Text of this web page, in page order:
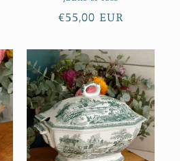
Prix
€55,00 EUR